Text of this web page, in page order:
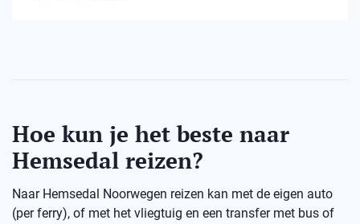
Hoe kun je het beste naar
Hemsedal reizen?
Naar Hemsedal Noorwegen reizen kan met de eigen auto
(per ferry), of met het vliegtuig en een transfer met bus of